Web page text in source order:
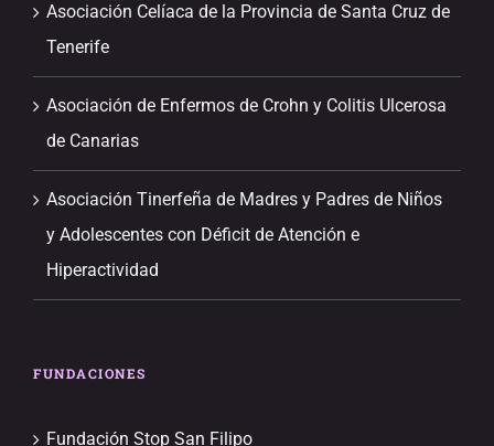
Asociación Celíaca de la Provincia de Santa Cruz de
Tenerife
Asociación de Enfermos de Crohn y Colitis Ulcerosa
de Canarias
Asociación Tinerfeña de Madres y Padres de Niños
y Adolescentes con Déficit de Atención e
Hiperactividad
FUNDACIONES
Fundación Stop San Filipo